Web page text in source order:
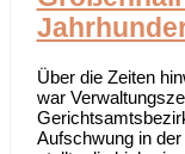
Über die Zeiten
war
Aufschwung in